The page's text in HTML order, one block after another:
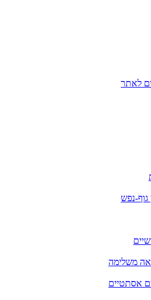
לאתר
גוף-נפש
משלימה
אסתטיים